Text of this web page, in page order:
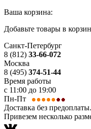
Ваша корзина:
Добавьте товары в
Санкт-Петербург
8 (812) 33-66-072
Москва
8 (495) 374-51-44
Время работы
с 11:00 до 19:00
Пн-Пт
Доставка без предоплаты.
Привезем несколько